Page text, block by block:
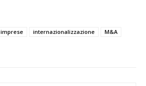
imprese internazionalizzazione
M&A